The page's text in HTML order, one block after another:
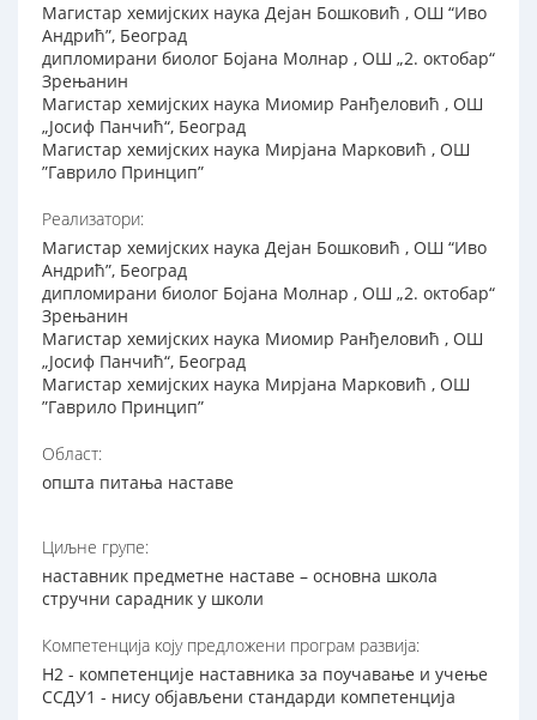
Магистар хемијских наука Дејан Бошковић , ОШ “Иво
Андрић”, Београд
дипломирани биолог Бојана Молнар , ОШ „2. октобар“
Зрењанин
Магистар хемијских наука Миомир Ранђеловић , ОШ
„Јосиф Панчић“, Београд
Магистар хемијских наука Мирјана Марковић , ОШ
”Гаврило Принцип”
Реализатори:
Магистар хемијских наука Дејан Бошковић , ОШ “Иво
Андрић”, Београд
дипломирани биолог Бојана Молнар , ОШ „2. октобар“
Зрењанин
Магистар хемијских наука Миомир Ранђеловић , ОШ
„Јосиф Панчић“, Београд
Магистар хемијских наука Мирјана Марковић , ОШ
”Гаврило Принцип”
Област:
општа питања наставе
Циљне групе:
наставник предметне наставе – основна школа
стручни сарадник у школи
Компетенција коју предложени програм развија:
Н2 - компетенције наставника за поучавање и учење
ССДУ1 - нису објављени стандарди компетенција